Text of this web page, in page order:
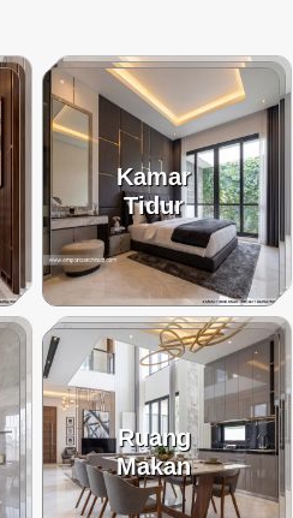
Kamar
Tidur
Ruang
Makan